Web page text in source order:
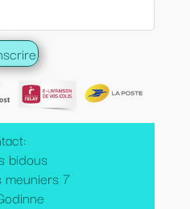
bidous
7